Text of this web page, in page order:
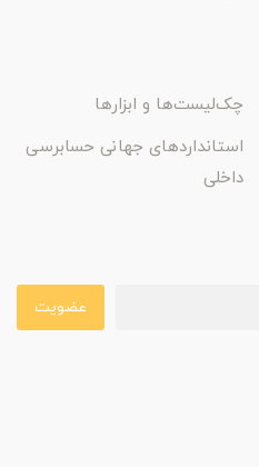
چک‌لیست‌ها و ابزارها
استانداردهای جهانی حسابرسی
داخلی
عضویت